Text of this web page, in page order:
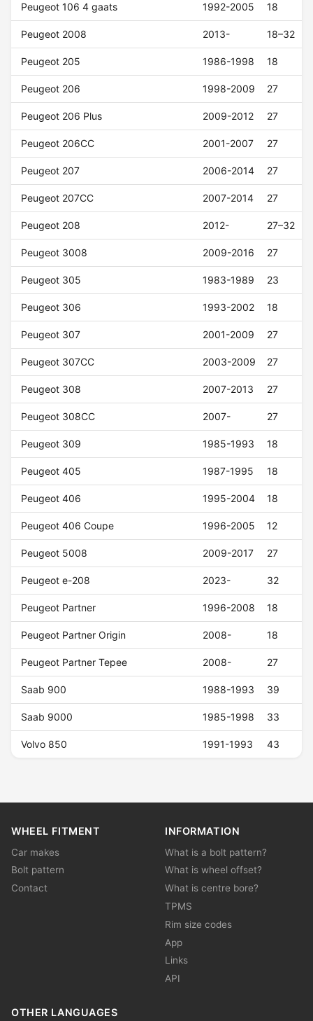
Peugeot 106 4 gaats 1992-2005 18
Peugeot 2008 2013- 18–32
Peugeot 205 1986-1998 18
Peugeot 206 1998-2009 27
Peugeot 206 Plus 2009-2012 27
Peugeot 206CC 2001-2007 27
Peugeot 207 2006-2014 27
Peugeot 207CC 2007-2014 27
Peugeot 208 2012- 27–32
Peugeot 3008 2009-2016 27
Peugeot 305 1983-1989 23
Peugeot 306 1993-2002 18
Peugeot 307 2001-2009 27
Peugeot 307CC 2003-2009 27
Peugeot 308 2007-2013 27
Peugeot 308CC 2007- 27
Peugeot 309 1985-1993 18
Peugeot 405 1987-1995 18
Peugeot 406 1995-2004 18
Peugeot 406 Coupe 1996-2005 12
Peugeot 5008 2009-2017 27
Peugeot e-208 2023- 32
Peugeot Partner 1996-2008 18
Peugeot Partner Origin 2008- 18
Peugeot Partner Tepee 2008- 27
Saab 900 1988-1993 39
Saab 9000 1985-1998 33
Volvo 850 1991-1993 43
WHEEL FITMENT
Car makes
Bolt pattern
Contact
INFORMATION
What is a bolt pattern?
What is wheel offset?
What is centre bore?
TPMS
Rim size codes
App
Links
API
OTHER LANGUAGES